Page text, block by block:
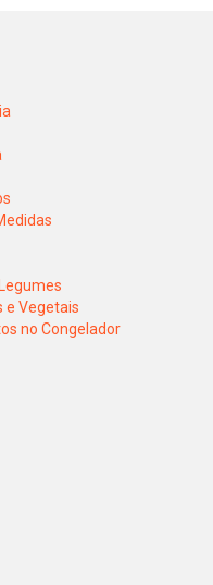
e Vegetais
no Congelador